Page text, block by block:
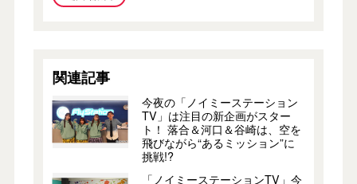
関連記事
今夜の「ノイミーステーション
TV」は注目の新企画がスター
ト！ 落合＆河口＆谷崎は、空を
飛びながら“あるミッション”に
挑戦!?
「ノイミーステーションTV」今